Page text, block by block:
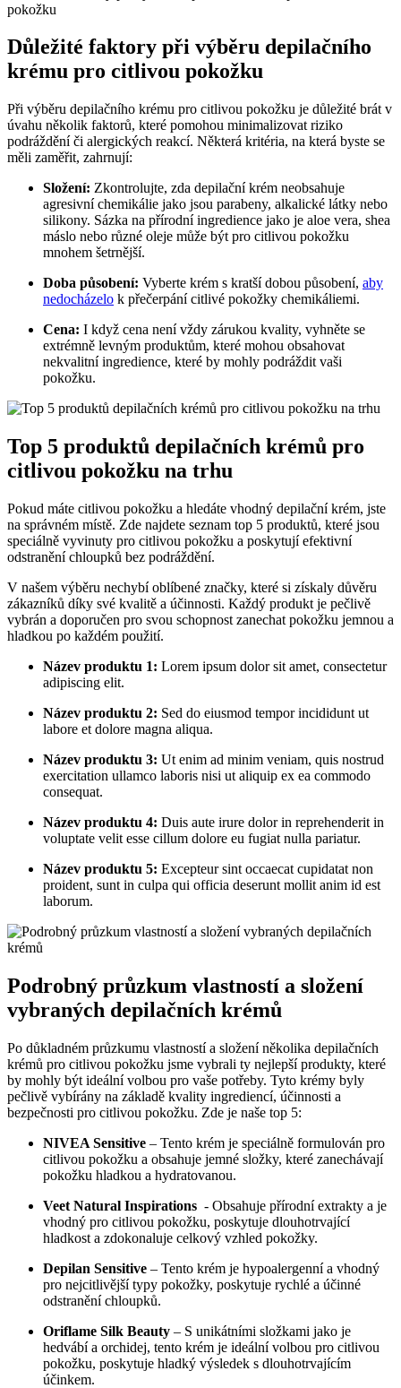
Důležité faktory při výběru depilačního
krému pro⁣ citlivou pokožku
Při výběru depilačního krému pro citlivou pokožku je důležité ⁢brát v
​úvahu několik faktorů, které pomohou minimalizovat riziko
podráždění‌ či alergických reakcí. Některá‌ kritéria, na která⁤ byste se
⁤měli zaměřit, zahrnují:
Složení: Zkontrolujte, zda depilační krém neobsahuje
agresivní‍ chemikálie jako jsou parabeny, ⁢alkalické látky nebo
silikony. ​Sázka na přírodní ingredience jako je aloe vera, ⁤shea
máslo nebo‌ různé ⁢oleje může být pro citlivou ‌pokožku
mnohem šetrnější.
Doba působení: Vyberte krém s kratší dobou působení, aby
nedocházelo k‌ přečerpání citlivé pokožky chemikáliemi.
Cena: I když cena není vždy zárukou kvality, vyhněte se
extrémně levným produktům, které mohou obsahovat
nekvalitní ‌ingredience, ‌které by mohly podráždit vaši
⁢pokožku.
Top 5 ⁤produktů depilačních krémů pro
citlivou pokožku na trhu
Pokud máte citlivou pokožku a hledáte vhodný depilační krém, jste
na ⁤správném ⁢místě.​ Zde najdete seznam top 5‍ produktů, které jsou
⁣speciálně vyvinuty pro​ citlivou pokožku ⁤a poskytují efektivní
‌odstranění chloupků bez podráždění.
V našem​ výběru ⁢nechybí oblíbené⁣ značky, které‍ si získaly ‍důvěru
zákazníků díky své kvalitě a účinnosti. Každý produkt je pečlivě⁣
vybrán a doporučen pro svou schopnost ⁣zanechat pokožku jemnou a
hladkou po každém⁤ použití.
Název produktu ‌1: Lorem ipsum dolor sit amet, ‍consectetur
adipiscing elit.
Název ⁣produktu 2: Sed do eiusmod tempor incididunt​ ut‍
labore et dolore magna ‍aliqua.
Název ​produktu 3: Ut ​enim ad minim ‌veniam, quis nostrud
exercitation ullamco laboris nisi ut aliquip ex ea commodo
consequat.
Název produktu⁣ 4: Duis aute irure ‌dolor ‌in reprehenderit in
voluptate velit esse‍ cillum dolore eu fugiat‍ nulla⁢ pariatur.
Název ⁤produktu 5: Excepteur sint occaecat cupidatat ‌non⁢
proident,‌ sunt in culpa qui officia deserunt mollit anim id est
laborum.
Podrobný průzkum⁢ vlastností a složení
vybraných depilačních krémů
Po důkladném průzkumu vlastností a složení několika ‌depilačních
krémů pro​ citlivou pokožku jsme vybrali ty nejlepší produkty, které
by mohly být ideální volbou pro vaše potřeby.‌ Tyto krémy byly
pečlivě vybírány ‌na⁢ základě kvality ingrediencí, účinnosti a
bezpečnosti pro citlivou pokožku. Zde je naše top 5:
NIVEA Sensitive – Tento krém⁤ je speciálně formulován pro
citlivou pokožku a⁤ obsahuje ‌jemné‍ složky, které ⁢zanechávají
pokožku hladkou a hydratovanou.
Veet Natural ⁤Inspirations ​ -‍ Obsahuje přírodní extrakty a je
vhodný pro citlivou⁤ pokožku,​ poskytuje dlouhotrvající
hladkost a​ zdokonaluje celkový vzhled pokožky.
Depilan ⁤Sensitive – Tento krém je ⁣hypoalergenní a vhodný
pro nejcitlivější ⁣typy pokožky, poskytuje rychlé a účinné
odstranění chloupků.
Oriflame Silk Beauty – S unikátními složkami jako je
hedvábí a orchidej, tento⁣ krém je ideální volbou pro citlivou
pokožku, poskytuje hladký výsledek ⁢s dlouhotrvajícím
účinkem.